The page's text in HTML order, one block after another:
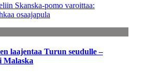
Skanska-pomo varoittaa:
osaajapula
laajentaa Turun seudulle –
Malaska